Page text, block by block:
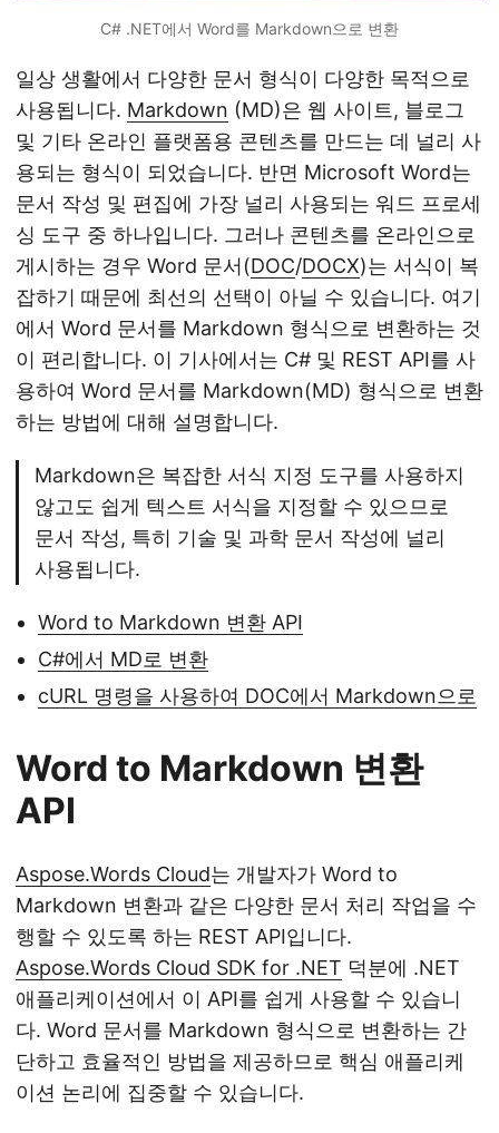
C# .NET에서 Word를 Markdown으로 변환
일상 생활에서 다양한 문서 형식이 다양한 목적으로
사용됩니다. Markdown (MD)은 웹 사이트, 블로그
및 기타 온라인 플랫폼용 콘텐츠를 만드는 데 널리 사
용되는 형식이 되었습니다. 반면 Microsoft Word는
문서 작성 및 편집에 가장 널리 사용되는 워드 프로세
싱 도구 중 하나입니다. 그러나 콘텐츠를 온라인으로
게시하는 경우 Word 문서(DOC/DOCX)는 서식이 복
잡하기 때문에 최선의 선택이 아닐 수 있습니다. 여기
에서 Word 문서를 Markdown 형식으로 변환하는 것
이 편리합니다. 이 기사에서는 C# 및 REST API를 사
용하여 Word 문서를 Markdown(MD) 형식으로 변환
하는 방법에 대해 설명합니다.
Markdown은 복잡한 서식 지정 도구를 사용하지
않고도 쉽게 텍스트 서식을 지정할 수 있으므로
문서 작성, 특히 기술 및 과학 문서 작성에 널리
사용됩니다.
Word to Markdown 변환 API
C#에서 MD로 변환
cURL 명령을 사용하여 DOC에서 Markdown으로
Word to Markdown 변환
API
Aspose.Words Cloud는 개발자가 Word to
Markdown 변환과 같은 다양한 문서 처리 작업을 수
행할 수 있도록 하는 REST API입니다.
Aspose.Words Cloud SDK for .NET 덕분에 .NET
애플리케이션에서 이 API를 쉽게 사용할 수 있습니
다. Word 문서를 Markdown 형식으로 변환하는 간
단하고 효율적인 방법을 제공하므로 핵심 애플리케
이션 논리에 집중할 수 있습니다.